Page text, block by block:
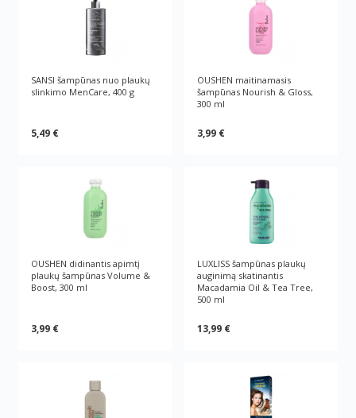
SANSI šampūnas nuo plaukų
slinkimo MenCare, 400 g
5,49 €
OUSHEN maitinamasis
šampūnas Nourish & Gloss,
300 ml
3,99 €
OUSHEN didinantis apimtį
plaukų šampūnas Volume &
Boost, 300 ml
3,99 €
LUXLISS šampūnas plaukų
auginimą skatinantis
Macadamia Oil & Tea Tree,
500 ml
13,99 €